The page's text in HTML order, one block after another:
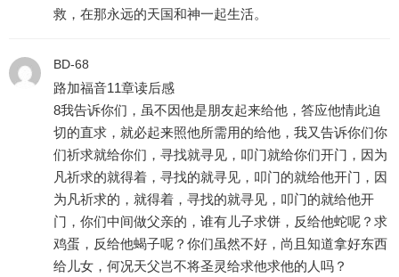
救，在那永远的天国和神一起生活。
BD-68
路加福音11章读后感
8我告诉你们，虽不因他是朋友起来给他，答应他情此迫
切的直求，就必起来照他所需用的给他，我又告诉你们你
们祈求就给你们，寻找就寻见，叩门就给你们开门，因为
凡祈求的就得着，寻找的就寻见，叩门的就给他开门，因
为凡祈求的，就得着，寻找的就寻见，叩门的就给他开
门，你们中间做父亲的，谁有儿子求饼，反给他蛇呢？求
鸡蛋，反给他蝎子呢？你们虽然不好，尚且知道拿好东西
给儿女，何况天父岂不将圣灵给求他求他的人吗？